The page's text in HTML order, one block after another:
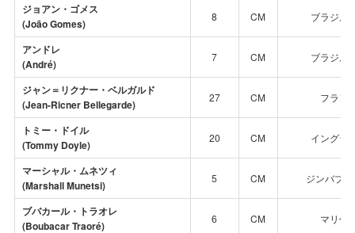
ジョアン・ゴメス
(João Gomes)
8 CM ブラジル
アンドレ
(André)
7 CM ブラジル
ジャン＝リクナー・ベルガルド
(Jean-Ricner Bellegarde)
27 CM フラン
トミー・ドイル
(Tommy Doyle)
20 CM イングラ
マーシャル・ムネツィ
(Marshall Munetsi)
5 CM ジンバブ
ブバカール・トラオレ
(Boubacar Traoré)
6 CM マリ代